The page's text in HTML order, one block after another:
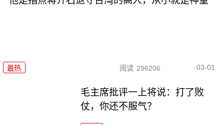
最热 阅读 296206 03-01
毛主席批评一上将说：打了败
仗，你还不服气？